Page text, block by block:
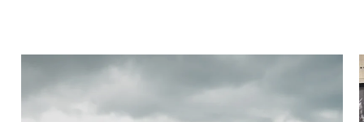
Revolution